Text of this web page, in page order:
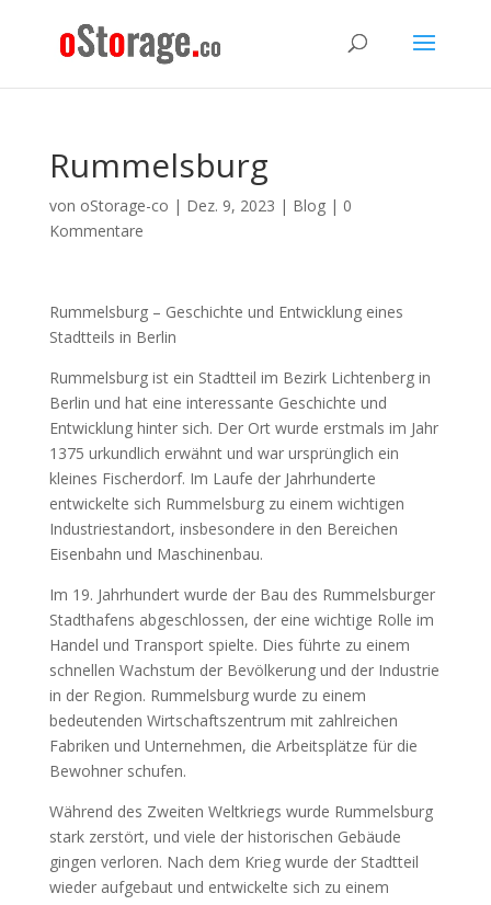
Rummelsburg
von oStorage-co | Dez. 9, 2023 | Blog| 0
Kommentare
Rummelsburg – Geschichte und Entwicklung eines
Stadtteils in Berlin
Rummelsburg ist ein Stadtteil im Bezirk Lichtenberg in
Berlin und hat eine interessante Geschichte und
Entwicklung hinter sich. Der Ort wurde erstmals im Jahr
1375 urkundlich erwähnt und war ursprünglich ein
kleines Fischerdorf. Im Laufe der Jahrhunderte
entwickelte sich Rummelsburg zu einem wichtigen
Industriestandort, insbesondere in den Bereichen
Eisenbahn und Maschinenbau.
Im 19. Jahrhundert wurde der Bau des Rummelsburger
Stadthafens abgeschlossen, der eine wichtige Rolle im
Handel und Transport spielte. Dies führte zu einem
schnellen Wachstum der Bevölkerung und der Industrie
in der Region. Rummelsburg wurde zu einem
bedeutenden Wirtschaftszentrum mit zahlreichen
Fabriken und Unternehmen, die Arbeitsplätze für die
Bewohner schufen.
Während des Zweiten Weltkriegs wurde Rummelsburg
stark zerstört, und viele der historischen Gebäude
gingen verloren. Nach dem Krieg wurde der Stadtteil
wieder aufgebaut und entwickelte sich zu einem